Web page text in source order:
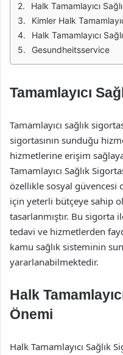
Halk Tamamlayıcı
Kimler Halk
Halk Tamamlayıcı
Gesundheitsservice
Tamamlayıcı
Tamamlayıcı sağlık
sigortasının sunduğu
hizmetlerine erişim
Tamamlayıcı Sağlık
özellikle sosyal güvencesi
için yeterli bütçeye sahip
tasarlanmıştır. Bu sigorta
tedavi ve hizmetlerden
kamu sağlık sisteminin
yararlanabilmektedir.
Halk
Önemi
Halk Tamamlayıcı Sağlık